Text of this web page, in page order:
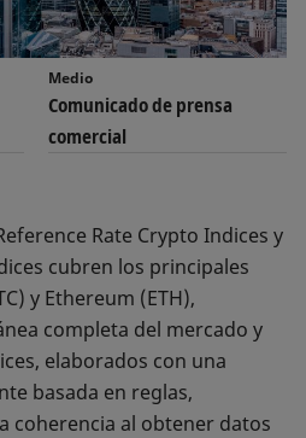
Medio
Comunicado de prensa
comercial
Rate Crypto Indices y
cubren los principales
y Ethereum (ETH),
completa del mercado y
elaborados con una
basada en reglas,
coherencia al obtener datos